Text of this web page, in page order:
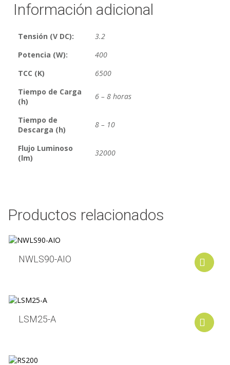
Información adicional
Tensión (V DC):
3.2
Potencia (W):
400
TCC (K)
6500
Tiempo de Carga
(h)
6 – 8 horas
Tiempo de
Descarga (h)
8 – 10
Flujo Luminoso
(lm)
32000
Productos relacionados
NWLS90-AIO
LSM25-A